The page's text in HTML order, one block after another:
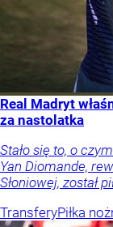
Real Madryt
za nastolatka
Stało się to, o
Yan Diomande,
Słoniowej, został
TransferyPiłka